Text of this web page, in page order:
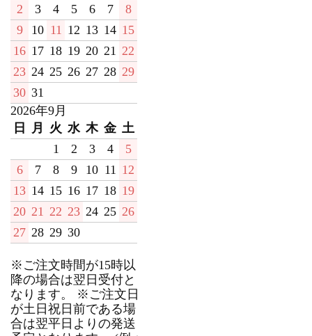
2
3 4 5 6 7
8
9
10 11 12 13 14 15
16 17 18 19 20 21 22
23 24 25 26 27 28 29
30 31
2026年9月
日
月 火 水 木 金 土
1
2 3 4
5
6
7 8 9 10 11 12
13 14 15 16 17 18 19
20 21 22 23 24 25 26
27 28 29 30
※ご注文時間が15時以
降の場合は翌日受付と
なります。 ※ご注文日
が土日祝日前である場
合は翌平日よりの発送